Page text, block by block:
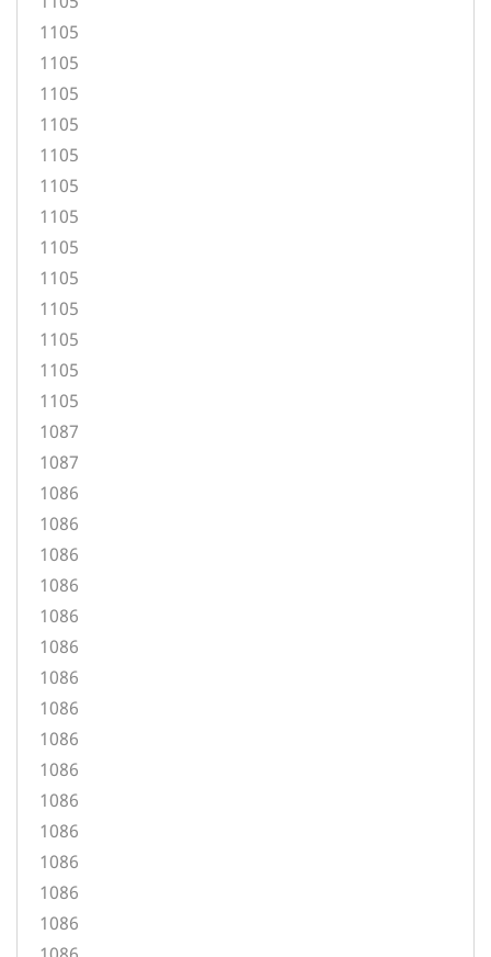
1105
1105
1105
1105
1105
1105
1105
1105
1105
1105
1105
1105
1105
1087
1087
1086
1086
1086
1086
1086
1086
1086
1086
1086
1086
1086
1086
1086
1086
1086